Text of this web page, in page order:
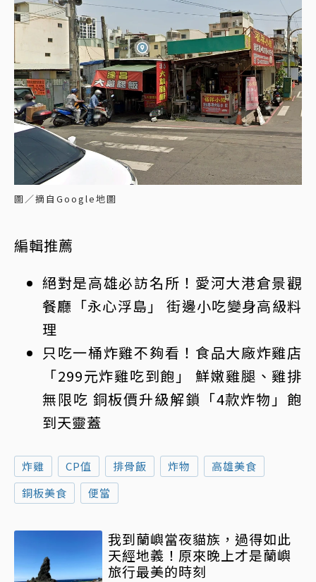
圖／摘自Google地圖
編輯推薦
絕對是高雄必訪名所！愛河大港倉景觀
餐廳「永心浮島」 街邊小吃變身高級料
理
只吃一桶炸雞不夠看！食品大廠炸雞店
「299元炸雞吃到飽」 鮮嫩雞腿、雞排
無限吃 銅板價升級解鎖「4款炸物 」飽
到天靈蓋
炸雞 CP值 排骨飯 炸物
高雄美食
銅板美食
便當
我到蘭嶼當夜貓族，過得如此
天經地義！原來晚上才是蘭嶼
旅行最美的時刻